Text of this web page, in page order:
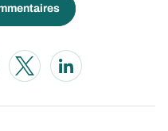
in a new window
Opens in a new window
Opens in a new